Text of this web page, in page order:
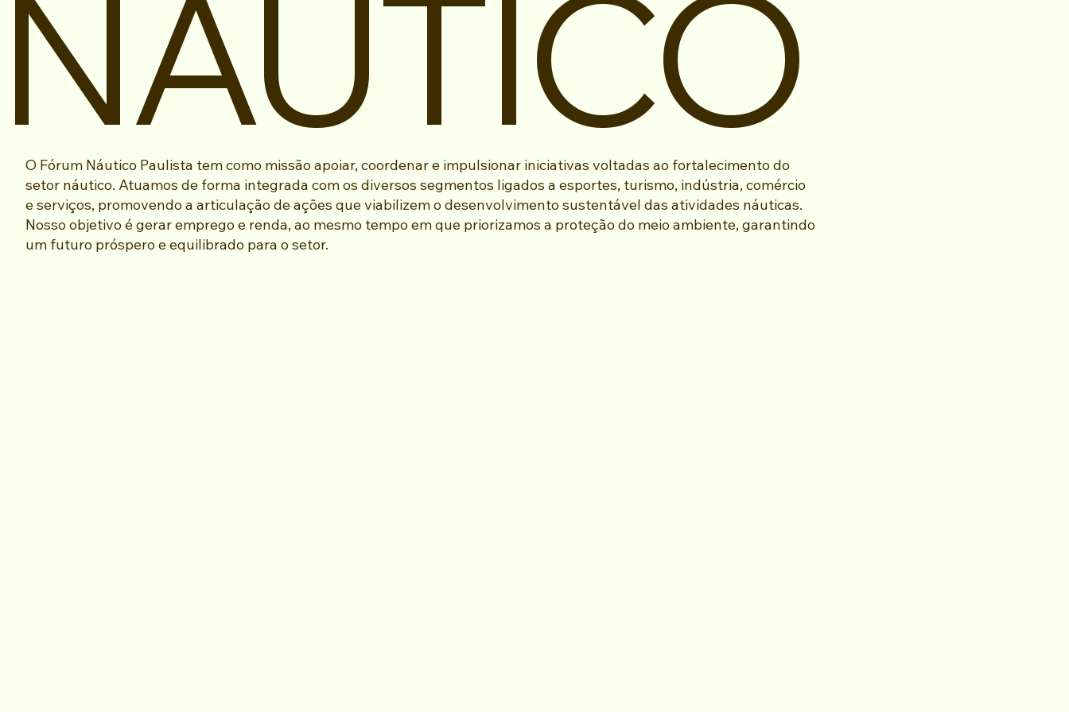
NÁUTICO
O Fórum Náutico Paulista tem como missão apoiar, coordenar e impulsionar iniciativas voltadas ao fortalecimento do
setor náutico. Atuamos de forma integrada com os diversos segmentos ligados a esportes, turismo, indústria, comércio
e serviços, promovendo a articulação de ações que viabilizem o desenvolvimento sustentável das atividades náuticas.
Nosso objetivo é gerar emprego e renda, ao mesmo tempo em que priorizamos a proteção do meio ambiente, garantindo
um futuro próspero e equilibrado para o setor.